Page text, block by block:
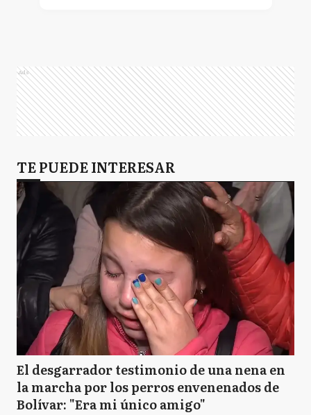
Ads
TE PUEDE INTERESAR
El desgarrador testimonio de una nena en
la marcha por los perros envenenados de
Bolívar: "Era mi único amigo"